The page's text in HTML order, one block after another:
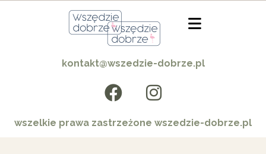
kontakt@wszedzie-dobrze.pl
wszelkie prawa zastrzeżone wszedzie-dobrze.pl